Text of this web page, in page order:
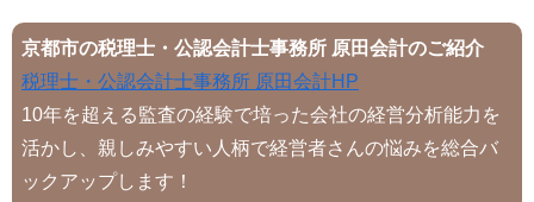
京都市の税理士・公認会計士事務所 原田会計のご紹介
税理士・公認会計士事務所 原田会計HP
10年を超える監査の経験で培った会社の経営分析能力を
活かし、親しみやすい人柄で経営者さんの悩みを総合バ
ックアップします！